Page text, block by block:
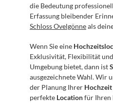
die Bedeutung
Schloss Ovelgönne als
Wenn Sie eine
Exklusivität, Flexibilität
Umgebung bietet, dann ist
ausgezeichnete Wahl. Wir
der Planung Ihrer Hochzeit
perfekte Location für Ihren